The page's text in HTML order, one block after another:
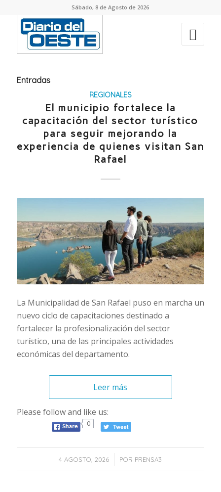
Sábado, 8 de Agosto de 2026
Entradas
REGIONALES
El municipio fortalece la
capacitación del sector turístico
para seguir mejorando la
experiencia de quienes visitan San
Rafael
La Municipalidad de San Rafael puso en marcha un
nuevo ciclo de capacitaciones destinado a
fortalecer la profesionalización del sector
turístico, una de las principales actividades
económicas del departamento.
Leer más
Please follow and like us:
0
4 AGOSTO, 2026
/ POR PRENSA3